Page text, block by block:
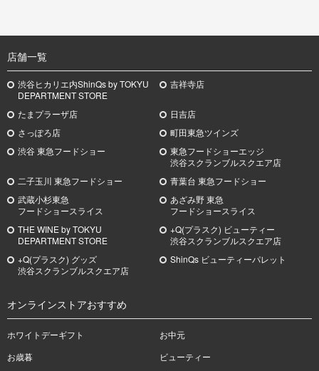
店舗一覧
渋谷ヒカリエ内ShinQs by TOKYU
DEPARTMENT STORE
吉祥寺店
たまプラーザ店
日吉店
さっぽろ店
町田東急ツインズ
渋谷 東急フードショー
東急フードショーエッジ
渋谷スクランブルスクエア店
二子玉川 東急フードショー
青葉台 東急フードショー
武蔵小杉東急
フードショースライス
あざみ野東急
フードショースライス
THE WINE by TOKYU
DEPARTMENT STORE
+Q(プラスク) ビューティー
渋谷スクランブルスクエア店
+Q(プラスク) グッズ
渋谷スクランブルスクエア店
ShinQs ビューティーパレット
オンラインストアおすすめ
ホワイトデーギフト
お中元
お歳暮
ビューティー